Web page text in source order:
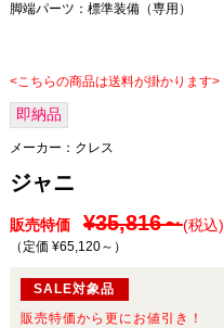
脚端パーツ：標準装備（専用）
<こちらの商品は送料が掛かります>
即納品
メーカー： クレス
ジャニ
販売特価 ¥35,816～(税込)
（定価 ¥65,120～ ）
SALE対象品
販売特価から更にお値引き！